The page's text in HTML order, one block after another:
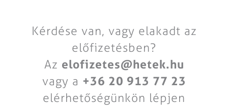
Kérdése van, vagy elakadt az
előfizetésben?
Az elofizetes@hetek.hu
vagy a +36 20 913 77 23
elérhetőségünkön lépjen